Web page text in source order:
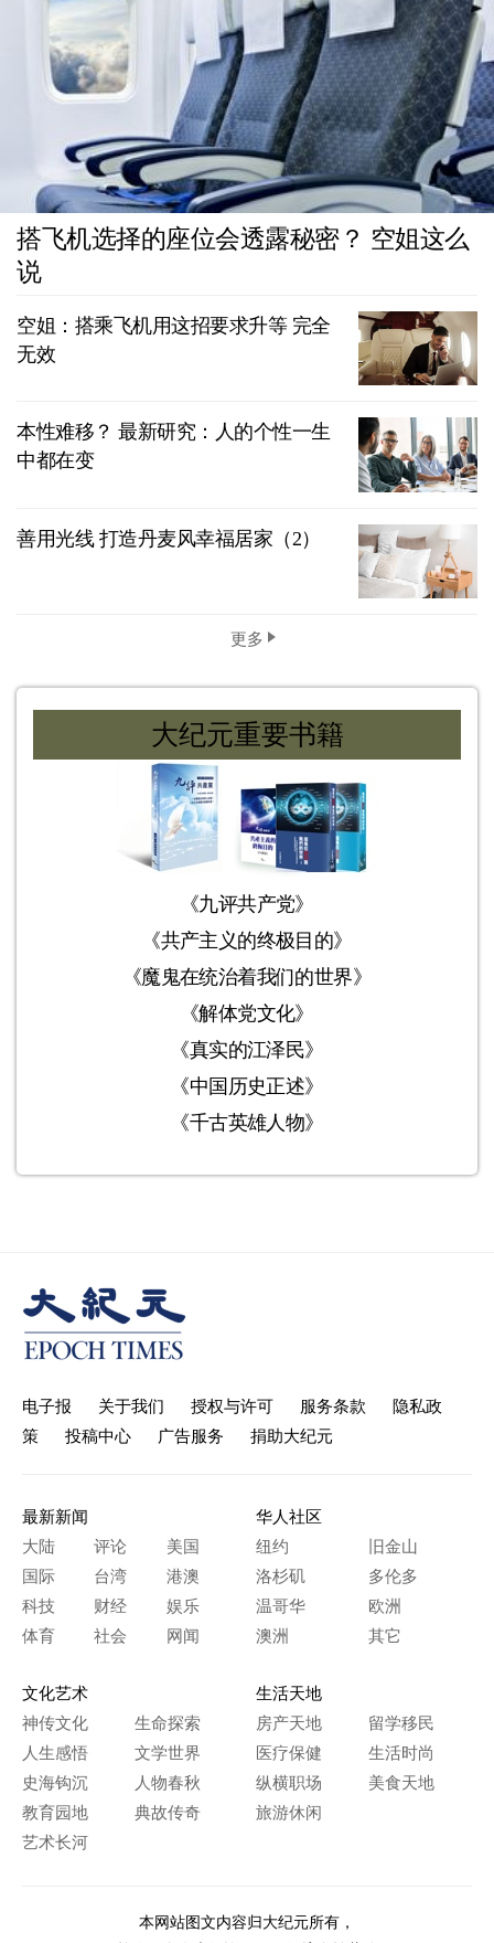
搭飞机选择的座位会透露秘密？ 空姐这么
说
空姐：搭乘飞机用这招要求升等 完全
无效
本性难移？ 最新研究：人的个性一生
中都在变
善用光线 打造丹麦风幸福居家（2）
更多
大纪元重要书籍
《九评共产党》
《共产主义的终极目的》
《魔鬼在统治着我们的世界》
《解体党文化》
《真实的江泽民》
《中国历史正述》
《千古英雄人物》
电子报 关于我们 授权与许可 服务条款
隐私政
策
投稿中心 广告服务 捐助大纪元
最新新闻
大陆
评论
美国
国际
台湾
港澳
科技
财经
娱乐
体育
社会 网闻
华人社区
纽约
旧金山
洛杉矶
多伦多
温哥华
欧洲
澳洲
其它
文化艺术
神传文化
生命探索
人生感悟
文学世界
史海钩沉
人物春秋
教育园地
典故传奇
艺术长河
生活天地
房产天地
留学移民
医疗保健
生活时尚
纵横职场
美食天地
旅游休闲
本网站图文内容归大纪元所有，